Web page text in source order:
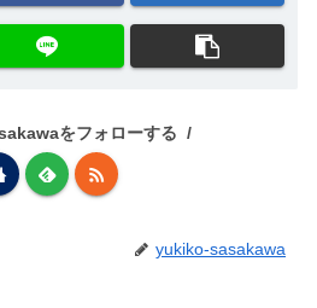
をフォローする
yukiko-sasakawa